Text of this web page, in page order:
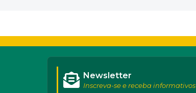
Newsletter
Inscreva-se e receba informativos